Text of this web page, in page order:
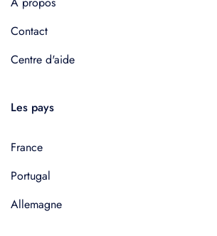
Contact
Centre d'aide
Les pays
France
Portugal
Allemagne